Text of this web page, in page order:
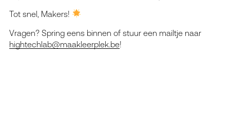
Tot snel, Makers!
Vragen? Spring eens binnen of stuur een mailtje naar
hightechlab@maakleerplek.be!